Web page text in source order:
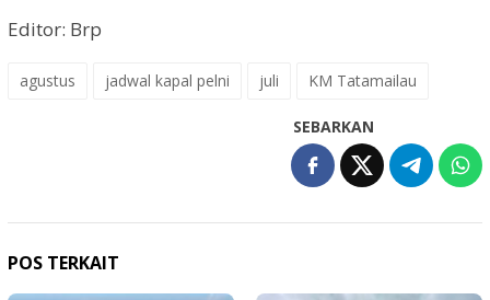
Editor: Brp
agustus jadwal kapal pelni juli KM Tatamailau
SEBARKAN
POS TERKAIT